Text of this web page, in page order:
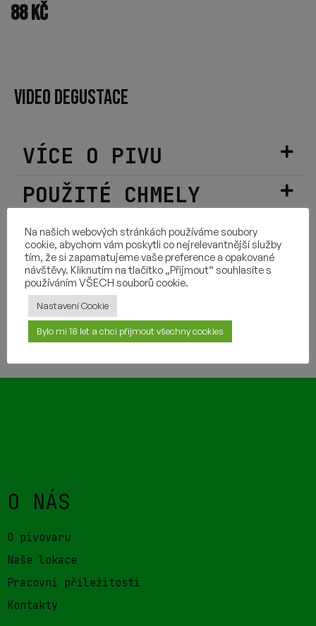
88Kč
VÍCE O PIVU
POUŽITÉ CHMELY
SLOŽENÍ
DALŠÍ INFORMACE
VIDEO DEGUSTACE
TAKÉ BY VÁM MOHLO CHUTNAT
O NÁS
O pivovaru
Naše lokace
Pracovní příležitosti
Kontakty
Na našich webových stránkách používáme soubory
cookie, abychom vám poskytli co nejrelevantnější služby
tím, že si zapamatujeme vaše preference a opakované
návštěvy. Kliknutím na tlačítko „Přijmout“ souhlasíte s
používáním VŠECH souborů cookie.
Nastavení Cookie
Bylo mi 18 let a chci přijmout všechny cookies